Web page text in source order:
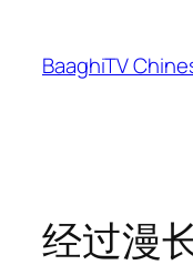
content
BaaghiTV
经过漫